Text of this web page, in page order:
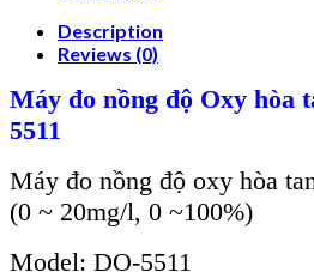
Description
Reviews (0)
Máy đo nồng độ Oxy hòa
5511
Máy đo nồng độ oxy hòa
(0 ~ 20mg/l, 0 ~100%)
Model: DO-5511